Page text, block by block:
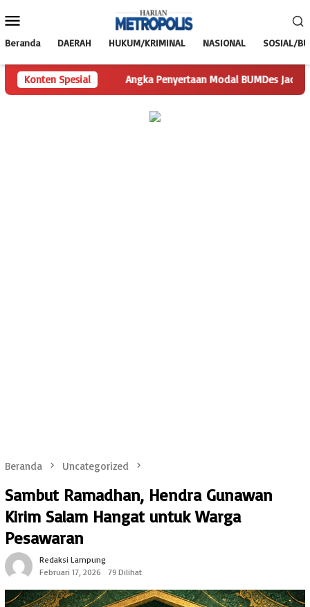
ke
Mobile
Beranda DAERAH HUKUM/KRIMINAL NASIONAL SOSIAL/
Konten SpesialAngka Penyertaan Modal BUMDes Jadi Tanda
Beranda Uncategorized
Sambut Ramadhan, Hendra Gunawan
Kirim Salam Hangat untuk Warga
Pesawaran
Redaksi Lampung
Februari 17, 2026
79 Dilihat